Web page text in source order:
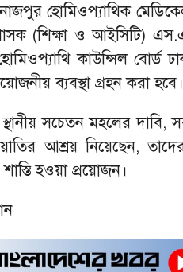
হোমিওপ্যাথিক
(শিক্ষা ও আইসিটি)
কাউন্সিল বোর্ড
ব্যবস্থা গ্রহন করা হবে।
সচেতন মহলের দাবি,
আশ্রয় নিয়েছেন,
হওয়া প্রয়োজন।